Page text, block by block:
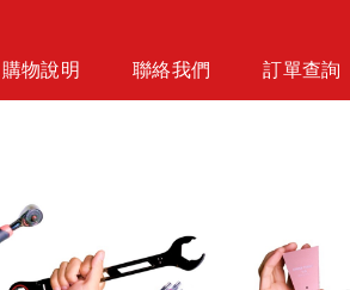
購物說明 聯絡我們 訂單查詢